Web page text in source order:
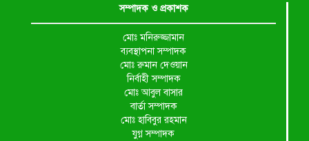
সম্পাদক ও প্রকাশক
মোঃ মনিরুজ্জামান
ব্যবস্থাপনা সম্পাদক
মোঃ রুমান দেওয়ান
নির্বাহী সম্পাদক
মোঃ আবুল বাসার
বার্তা সম্পাদক
মোঃ হাবিবুর রহমান
যুগ্ন সম্পাদক